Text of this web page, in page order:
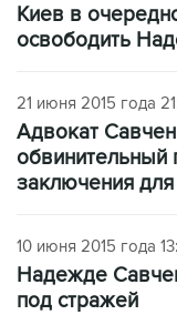
Киев в
освободить
21 июня 2015 года
Адвокат
обвинительный
заключения
10 июня 2015 года
Надежде
под стражей